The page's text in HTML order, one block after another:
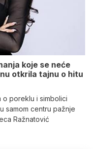
koje se neće
otkrila tajnu o hitu
o poreklu i simbolici
samom centru pažnje
Ražnatović